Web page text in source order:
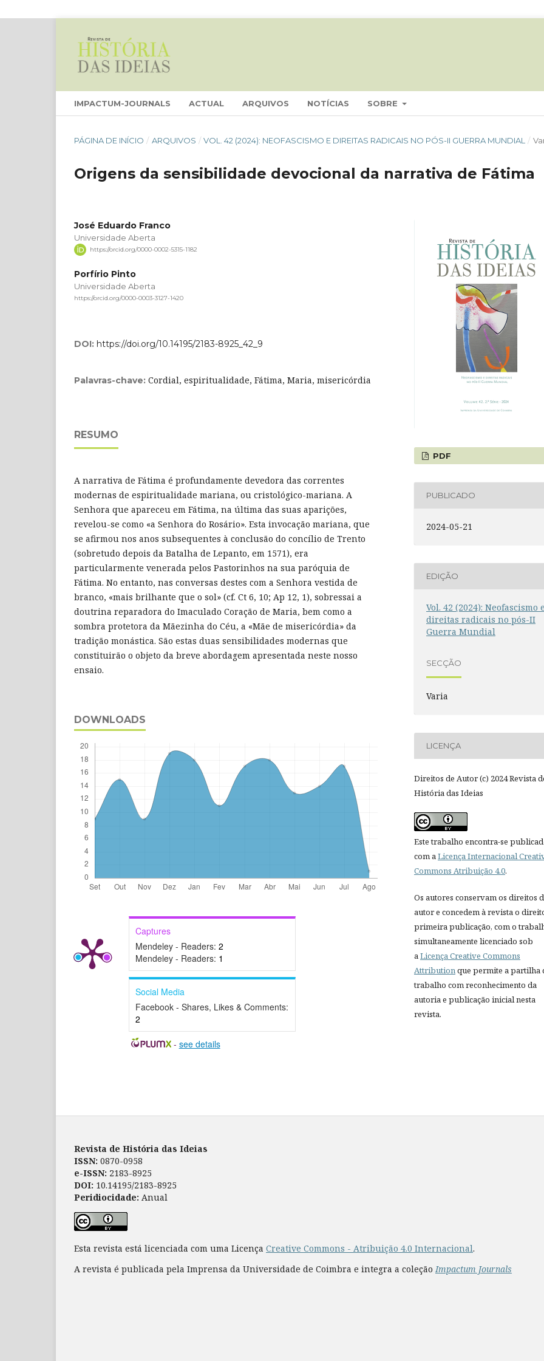
IMPACTUM-JOURNALS ACTUAL ARQUIVOS NOTÍCIAS SOBRE
PÁGINA DE INÍCIO / ARQUIVOS / VOL. 42 (2024): NEOFASCISMO E DIREITAS RADICAIS NO PÓS-II GUERRA MUNDIAL /
Origens da sensibilidade devocional da narrativa de Fátima
José Eduardo Franco
Universidade Aberta
https://orcid.org/0000-0002-5315-1182
Porfírio Pinto
Universidade Aberta
https://orcid.org/0000-0003-3127-1420
DOI: https://doi.org/10.14195/2183-8925_42_9
Palavras-chave: Cordial, espiritualidade, Fátima, Maria, misericórdia
RESUMO
A narrativa de Fátima é profundamente devedora das correntes
modernas de espiritualidade mariana, ou cristológico-mariana. A
Senhora que apareceu em Fátima, na última das suas aparições,
revelou-se como «a Senhora do Rosário». Esta invocação mariana, que
se afirmou nos anos subsequentes à conclusão do concílio de Trento
(sobretudo depois da Batalha de Lepanto, em 1571), era
particularmente venerada pelos Pastorinhos na sua paróquia de
Fátima. No entanto, nas conversas destes com a Senhora vestida de
branco, «mais brilhante que o sol» (cf. Ct 6, 10; Ap 12, 1), sobressai a
doutrina reparadora do Imaculado Coração de Maria, bem como a
sombra protetora da Mãezinha do Céu, a «Mãe de misericórdia» da
tradição monástica. São estas duas sensibilidades modernas que
constituirão o objeto da breve abordagem apresentada neste nosso
ensaio.
DOWNLOADS
Captures
Mendeley - Readers: 2
Mendeley - Readers: 1
Social Media
Facebook - Shares, Likes & Comments:
2
- see details
PDF
PUBLICADO
2024-05-21
EDIÇÃO
Vol. 42 (2024): Neofascismo
direitas radicais no pós-II
Guerra Mundial
SECÇÃO
Varia
LICENÇA
Direitos de Autor (c) 2024 Revista
História das Ideias
Este trabalho encontra-se
com aLicença Internacional
Commons Atribuição 4.0.
Os autores conservam os direitos
autor e concedem à revista o
primeira publicação, com o
simultaneamente licenciado sob
aLicença Creative Commons
Attributionque permite a partilha
trabalho com reconhecimento da
autoria e publicação inicial nesta
revista.
Revista de História das Ideias
ISSN: 0870-0958
e-ISSN: 2183-8925
DOI: 10.14195/2183-8925
Peridiocidade: Anual
Esta revista está licenciada com uma Licença Creative Commons - Atribuição 4.0 Internacional.
A revista é publicada pela Imprensa da Universidade de Coimbra e integra a coleçãoImpactum Journals